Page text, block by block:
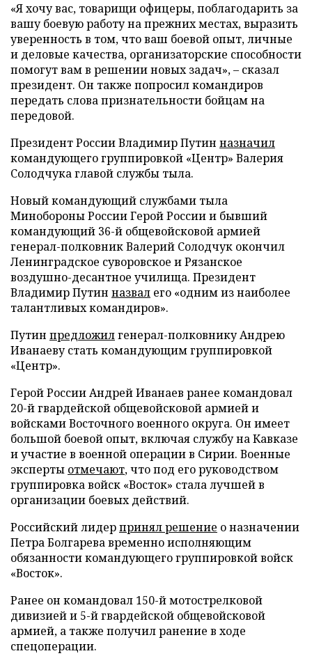
«Я хочу вас, товарищи офицеры, поблагодарить за
вашу боевую работу на прежних местах, выразить
уверенность в том, что ваш боевой опыт, личные
и деловые качества, организаторские способности
помогут вам в решении новых задач», – сказал
президент. Он также попросил командиров
передать слова признательности бойцам на
передовой.
Президент России Владимир Путин назначил
командующего группировкой «Центр» Валерия
Солодчука главой службы тыла.
Новый командующий службами тыла
Минобороны России Герой России и бывший
командующий 36-й общевойсковой армией
генерал-полковник Валерий Солодчук окончил
Ленинградское суворовское и Рязанское
воздушно-десантное училища. Президент
Владимир Путин назвал его «одним из наиболее
талантливых командиров».
Путин предложилгенерал-полковнику Андрею
Иванаеву стать командующим группировкой
«Центр».
Герой России Андрей Иванаев ранее командовал
20-й гвардейской общевойсковой армией и
войсками Восточного военного округа. Он имеет
большой боевой опыт, включая службу на Кавказе
и участие в военной операции в Сирии. Военные
эксперты отмечают, что под его руководством
группировка войск «Восток» стала лучшей в
организации боевых действий.
Российский лидерпринял решение о назначении
Петра Болгарева временно исполняющим
обязанности командующего группировкой войск
«Восток».
Ранее он командовал 150-й мотострелковой
дивизией и 5-й гвардейской общевойсковой
армией, а также получил ранение в ходе
спецоперации.